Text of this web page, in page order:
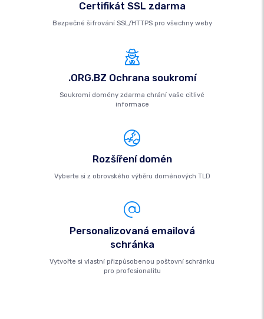
Certifikát SSL zdarma
Bezpečné šifrování SSL/HTTPS pro všechny weby
.ORG.BZ Ochrana soukromí
Soukromí domény zdarma chrání vaše citlivé
informace
Rozšíření domén
Vyberte si z obrovského výběru doménových TLD
Personalizovaná emailová
schránka
Vytvořte si vlastní přizpůsobenou poštovní schránku
pro profesionalitu